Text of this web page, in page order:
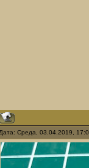
Дата: Среда, 03.04.2019,